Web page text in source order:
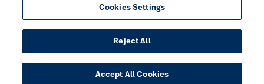
Cookies Settings
Reject All
Accept All Cookies